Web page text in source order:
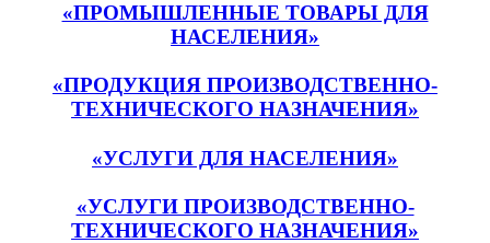
«ПРОМЫШЛЕННЫЕ ТОВАРЫ ДЛЯ
НАСЕЛЕНИЯ»
«ПРОДУКЦИЯ ПРОИЗВОДСТВЕННО-
ТЕХНИЧЕСКОГО НАЗНАЧЕНИЯ»
«УСЛУГИ ДЛЯ НАСЕЛЕНИЯ»
«УСЛУГИ ПРОИЗВОДСТВЕННО-
ТЕХНИЧЕСКОГО НАЗНАЧЕНИЯ»